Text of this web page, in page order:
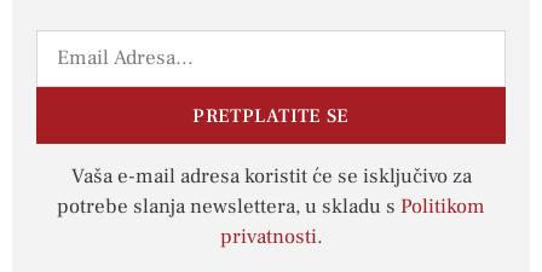
PRETPLATITE SE
Vaša e-mail adresa koristit će se isključivo za
potrebe slanja newslettera, u skladu s Politikom
privatnosti.